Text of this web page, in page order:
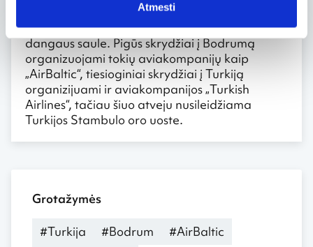
Atmesti
dovanoja atradimo džiaugsmą ir visišką
nerūpestingumą po kaitriąja Bodrumo
dangaus saule. Pigūs skrydžiai į Bodrumą
organizuojami tokių aviakompanijų kaip
„AirBaltic“, tiesioginiai skrydžiai į Turkiją
organizijuami ir aviakompanijos „Turkish
Airlines“, tačiau šiuo atveju nusileidžiama
Turkijos Stambulo oro uoste.
Grotažymės
#Turkija #Bodrum
#AirBaltic